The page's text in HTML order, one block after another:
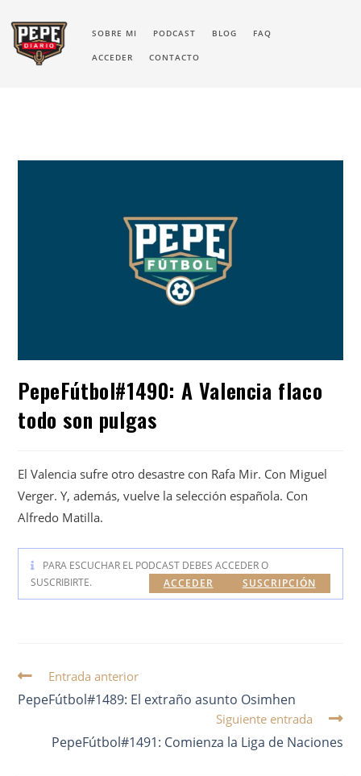
SOBRE MI PODCAST BLOG FAQ
ACCEDER CONTACTO
PepeFútbol#1490: A Valencia flaco
todo son pulgas
El Valencia sufre otro desastre con Rafa Mir. Con Miguel
Verger. Y, además, vuelve la selección española. Con
Alfredo Matilla.
PARA ESCUCHAR EL PODCAST DEBES ACCEDER O
SUSCRIBIRTE.
SUSCRIPCIÓN
ACCEDER
Entrada anterior
PepeFútbol#1489: El extraño asunto Osimhen
Siguiente entrada
PepeFútbol#1491: Comienza la Liga de Naciones